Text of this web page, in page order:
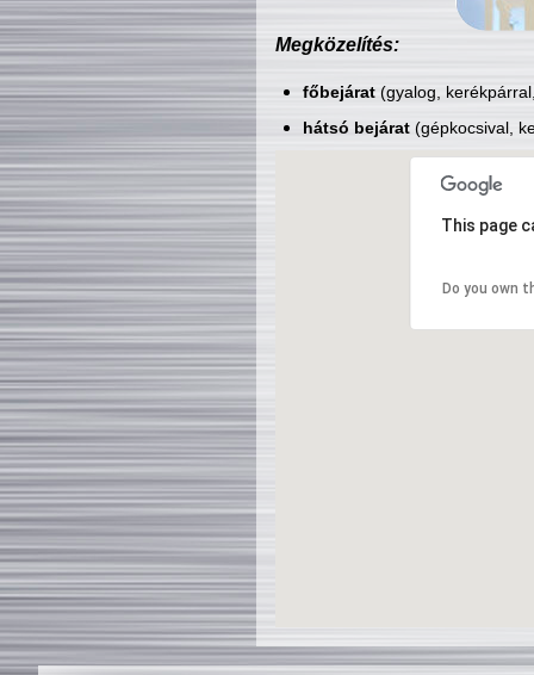
Megközelítés:
főbejárat(gyalog,
hátsó bejárat(gépkocsival,
This page
Do you own